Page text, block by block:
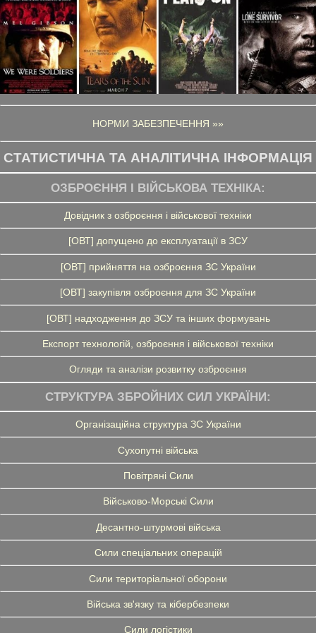
НОРМИ ЗАБЕЗПЕЧЕННЯ »»
СТАТИСТИЧНА ТА АНАЛІТИЧНА ІНФОРМАЦІЯ
ОЗБРОЄННЯ І ВІЙСЬКОВА ТЕХНІКА:
Довідник з озброєння і військової техніки
[ОВТ] допущено до експлуатації в ЗСУ
[ОВТ] прийняття на озброєння ЗС України
[ОВТ] закупівля озброєння для ЗС України
[ОВТ] надходження до ЗСУ та інших формувань
Експорт технологій, озброєння і військової техніки
Огляди та аналізи розвитку озброєння
СТРУКТУРА ЗБРОЙНИХ СИЛ УКРАЇНИ:
Організаційна структура ЗС України
Сухопутні війська
Повітряні Сили
Військово-Морські Сили
Десантно-штурмові війська
Сили спеціальних операцій
Сили територіальної оборони
Війська зв'язку та кібербезпеки
Сили логістики